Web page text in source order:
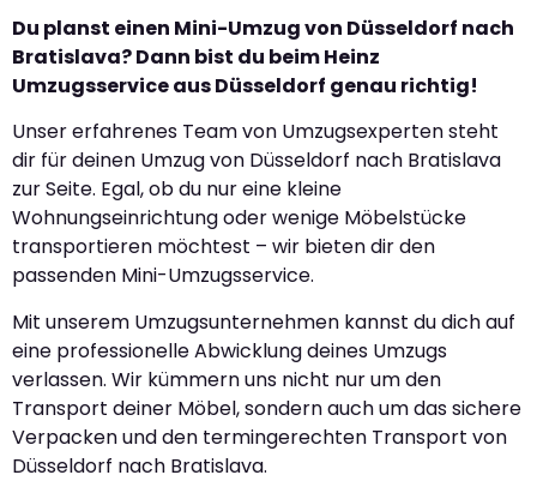
Du planst einen Mini-Umzug von Düsseldorf nach
Bratislava? Dann bist du beim Heinz
Umzugsservice aus Düsseldorf genau richtig!
Unser erfahrenes Team von Umzugsexperten steht
dir für deinen Umzug von Düsseldorf nach Bratislava
zur Seite. Egal, ob du nur eine kleine
Wohnungseinrichtung oder wenige Möbelstücke
transportieren möchtest – wir bieten dir den
passenden Mini-Umzugsservice.
Mit unserem Umzugsunternehmen kannst du dich auf
eine professionelle Abwicklung deines Umzugs
verlassen. Wir kümmern uns nicht nur um den
Transport deiner Möbel, sondern auch um das sichere
Verpacken und den termingerechten Transport von
Düsseldorf nach Bratislava.